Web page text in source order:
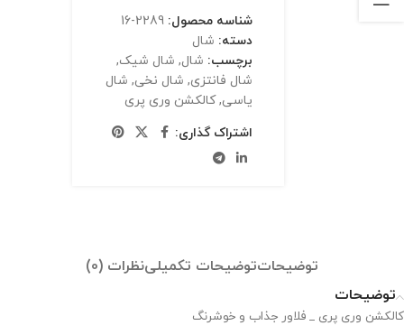
شناسه محصول: 2289-16
دسته: شال
برچسب: شال, شال شیک,
شال فانتزی, شال نخی, شال
یاسی, کالکشن وری پری
اشتراک گذاری:
توضیحاتتوضیحات تکمیلینظرات (0)
توضیحات
کالکشن وری پری _ فلاور جذاب و خوشرنگ